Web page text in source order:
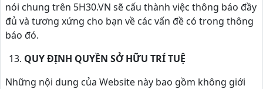
nói chung trên 5H30.VN sẽ cấu thành việc thông báo đầy
đủ và tương xứng cho bạn về các vấn đề có trong thông
báo đó.
QUY ĐỊNH QUYỀN SỞ HỮU TRÍ TUỆ
Những nội dung của Website này bao gồm không giới